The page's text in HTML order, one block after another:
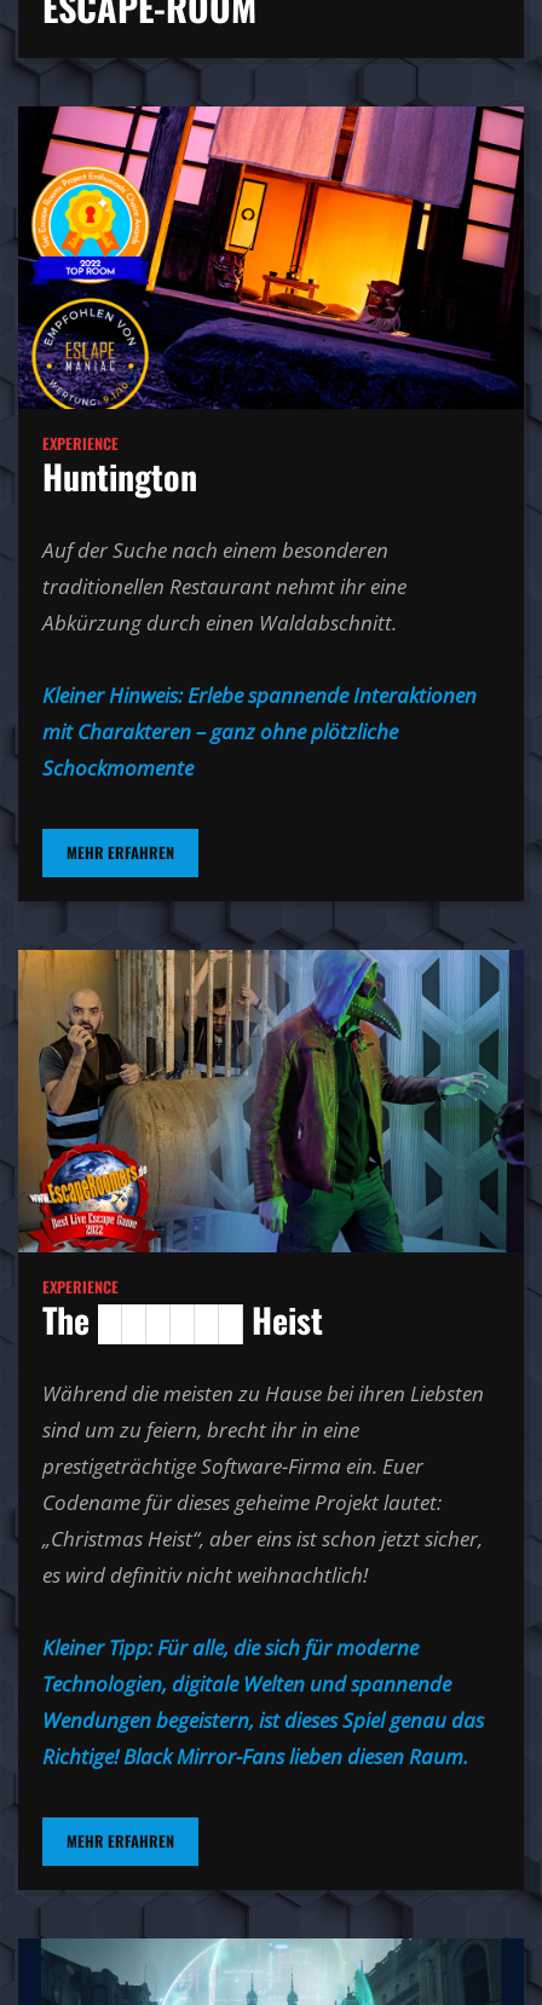
EXPERIENCE
Huntington
Auf der Suche nach einem besonderen
traditionellen Restaurant nehmt ihr eine
Abkürzung durch einen Waldabschnitt.
Kleiner Hinweis: Erlebe spannende Interaktionen
mit Charakteren – ganz ohne plötzliche
Schockmomente
MEHR ERFAHREN
EXPERIENCE
The ██████ Heist
Während die meisten zu Hause bei ihren Liebsten
sind um zu feiern, brecht ihr in eine
prestigeträchtige Software-Firma ein. Euer
Codename für dieses geheime Projekt lautet:
„Christmas Heist“, aber eins ist schon jetzt sicher,
es wird definitiv nicht weihnachtlich!
Kleiner Tipp: Für alle, die sich für moderne
Technologien, digitale Welten und spannende
Wendungen begeistern, ist dieses Spiel genau das
Richtige! Black Mirror-Fans lieben diesen Raum.
MEHR ERFAHREN